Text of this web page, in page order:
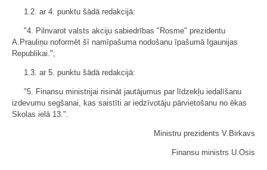
1.2. ar 4. punktu šādā redakcijā:
"4. Pilnvarot valsts akciju sabiedrības "Rosme" prezidentu
A.Prauliņu noformēt šī namīpašuma nodošanu īpašumā Igaunijas
Republikai.";
1.3. ar 5. punktu šādā redakcijā:
"5. Finansu ministrijai risināt jautājumus par līdzekļu iedalīšanu
izdevumu segšanai, kas saistīti ar iedzīvotāju pārvietošanu no ēkas
Skolas ielā 13.".
Ministru prezidents V.Birkavs
Finansu ministrs U.Osis